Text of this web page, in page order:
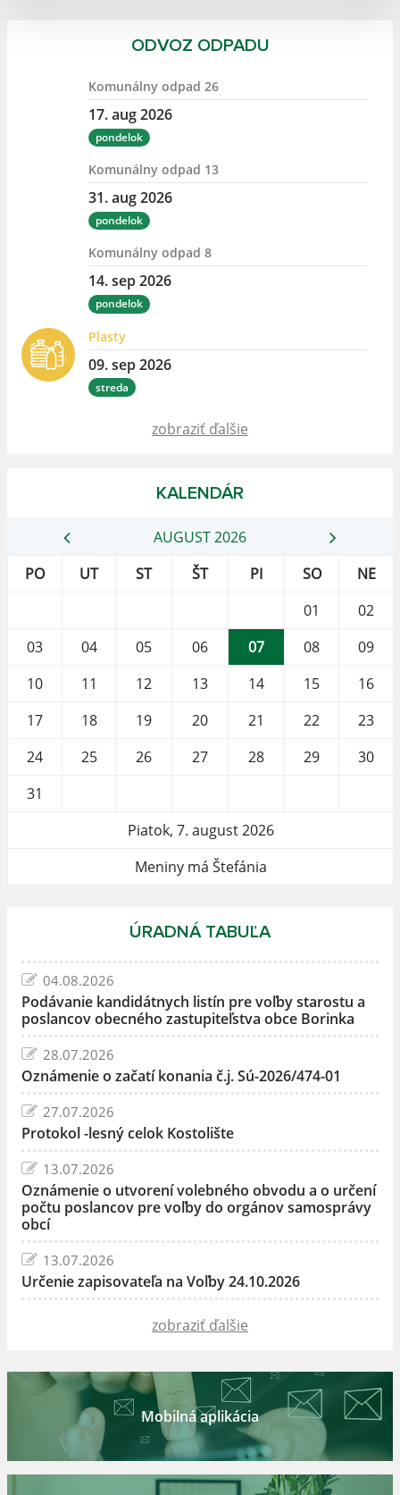
ODVOZ ODPADU
Komunálny odpad 26
17. aug 2026
pondelok
Komunálny odpad 13
31. aug 2026
pondelok
Komunálny odpad 8
14. sep 2026
pondelok
Plasty
09. sep 2026
streda
zobraziť ďalšie
KALENDÁR
AUGUST 2026
PO
UT ST ŠT PI SO
NE
01
02
03
04 05 06 07 08
09
10
11 12 13 14 15
16
17
18 19 20 21 22
23
24
25 26 27 28 29
30
31
Piatok, 7. august 2026
Meniny má Štefánia
ÚRADNÁ TABUĽA
04.08.2026
Podávanie kandidátnych listín pre voľby starostu a
poslancov obecného zastupiteľstva obce Borinka
28.07.2026
Oznámenie o začatí konania č.j. Sú-2026/474-01
27.07.2026
Protokol -lesný celok Kostolište
13.07.2026
Oznámenie o utvorení volebného obvodu a o určení
počtu poslancov pre voľby do orgánov samosprávy
obcí
13.07.2026
Určenie zapisovateľa na Voľby 24.10.2026
zobraziť ďalšie
Mobilná aplikácia